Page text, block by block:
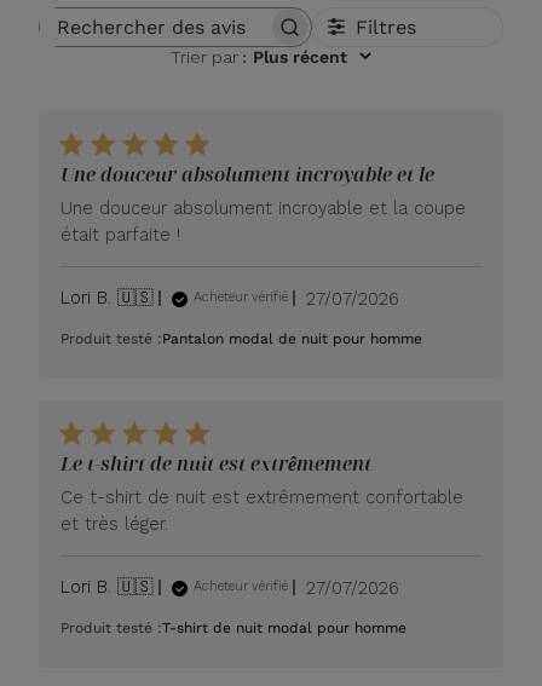
Rechercher des avis Filtres
Trier par : Plus récent
Une douceur absolument incroyable et le
Une douceur absolument incroyable et la coupe
était parfaite !
Lori B. 🇺🇸 Acheteur vérifié
Date
publication
27/07/2026
Produit testé :Pantalon modal de nuit pour homme
Le t-shirt de nuit est extrêmement
Ce t-shirt de nuit est extrêmement confortable
et très léger.
Lori B. 🇺🇸 Acheteur vérifié
Date
publication
27/07/2026
Produit testé :T-shirt de nuit modal pour homme